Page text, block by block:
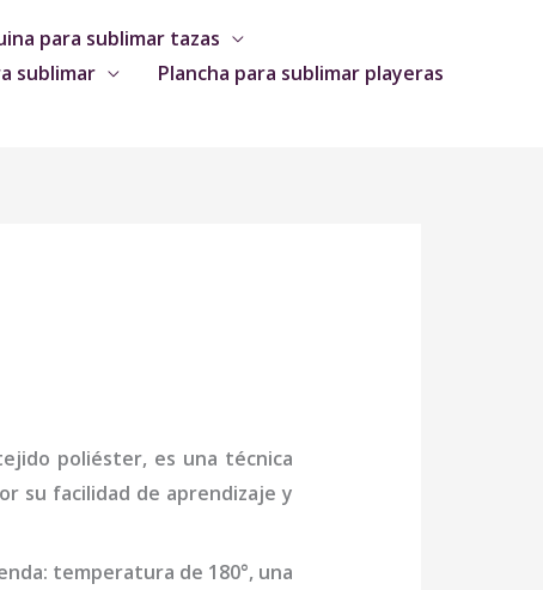
para sublimar tazas
sublimar
Plancha para sublimar playeras
poliéster, es una técnica
su facilidad de aprendizaje y
temperatura de 180°, una